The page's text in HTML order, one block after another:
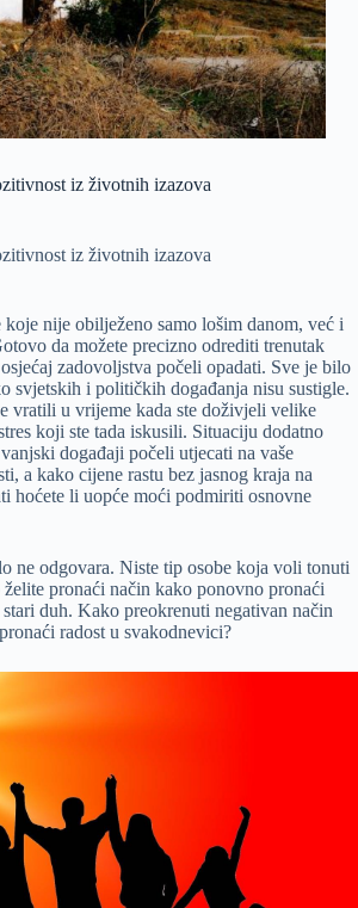
iz životnih izazova
iz životnih izazova
nije obilježeno samo lošim danom, već i
da možete precizno odrediti trenutak
zadovoljstva počeli opadati. Sve je bilo
svjetskih i političkih događanja nisu sustigle.
vratili u vrijeme kada ste doživjeli velike
koji ste tada iskusili. Situaciju dodatno
događaji počeli utjecati na vaše
a kako cijene rastu bez jasnog kraja na
hoćete li uopće moći podmiriti osnovne
ne odgovara. Niste tip osobe koja voli tonuti
pronaći način kako ponovno pronaći
duh. Kako preokrenuti negativan način
radost u svakodnevici?